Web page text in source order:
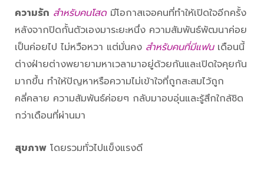
ความรัก สำหรับคนโสดมีโอกาสเจอคนที่ทำให้เปิดใจอีกครั้ง
หลังจากปิดกั้นตัวเองมาระยะหนึ่ง ความสัมพันธ์พัฒนาค่อย
เป็นค่อยไป ไม่หวือหวา แต่มั่นคง สำหรับคนที่มีแฟนเดือนนี้
ต่างฝ่ายต่างพยายามหาเวลามาอยู่ด้วยกันและเปิดใจคุยกัน
มากขึ้น ทำให้ปัญหาหรือความไม่เข้าใจที่ถูกสะสมไว้ถูก
คลี่คลาย ความสัมพันธ์ค่อยๆ กลับมาอบอุ่นและรู้สึกใกล้ชิด
กว่าเดือนที่ผ่านมา
สุขภาพ โดยรวมทั่วไปแข็งแรงดี